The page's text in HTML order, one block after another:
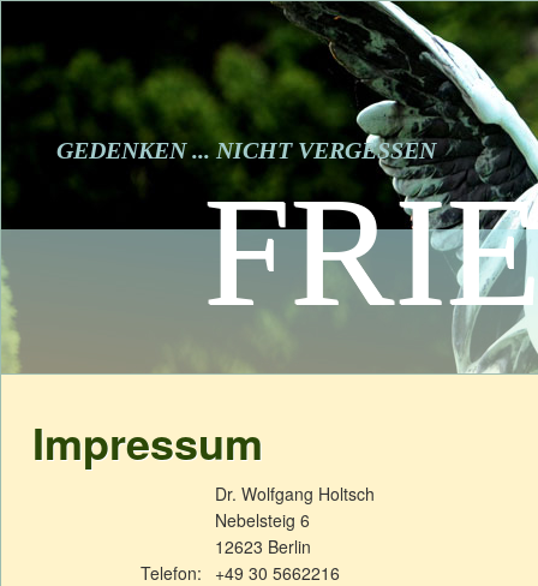
GEDENKEN ... NICHT VERGESSEN
Impressum
Dr. Wolfgang Holtsch
Nebelsteig 6
12623 Berlin
Telefon:
+49 30 5662216